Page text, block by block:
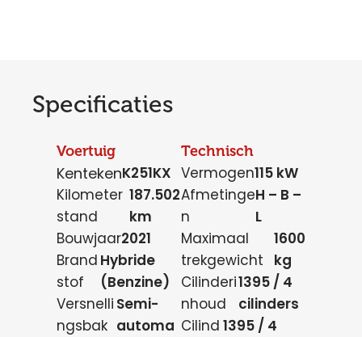
Specificaties
Voertuig
KentekenK251KX
Kilometer
stand
187.502
km
Bouwjaar2021
Brand
stof
Hybride
(Benzine)
Versnelli
ngsbak
Semi-
automa
Technisch
Vermogen115 kW
Afmetinge
n
H – B –
L
Maximaal
trekgewicht
1600
kg
Cilinderi
nhoud
1395 / 4
cilinders
Cilind 1395 / 4